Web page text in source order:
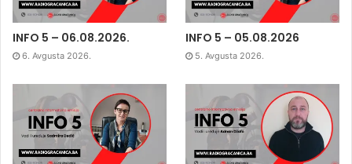
INFO 5 – 06.08.2026.
6. Avgusta 2026.
INFO 5 – 05.08.2026
5. Avgusta 2026.